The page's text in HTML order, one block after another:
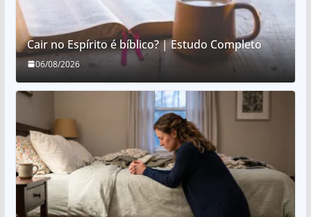
Cair no Espírito é bíblico? | Estudo Completo
06/08/2026